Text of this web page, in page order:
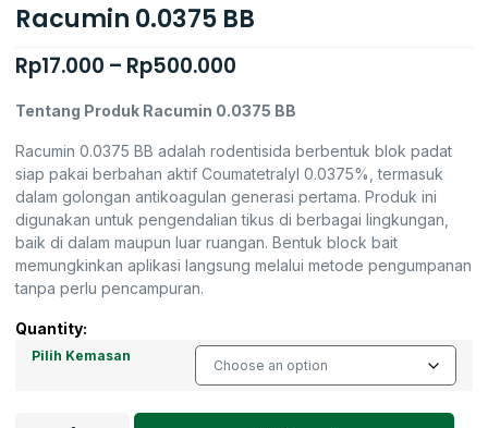
Racumin 0.0375 BB
Rp17.000 – Rp500.000
Tentang Produk Racumin 0.0375 BB
Racumin 0.0375 BB adalah rodentisida berbentuk blok padat
siap pakai berbahan aktif Coumatetralyl 0.0375%, termasuk
dalam golongan antikoagulan generasi pertama. Produk ini
digunakan untuk pengendalian tikus di berbagai lingkungan,
baik di dalam maupun luar ruangan. Bentuk block bait
memungkinkan aplikasi langsung melalui metode pengumpanan
tanpa perlu pencampuran.
Quantity:
Pilih Kemasan